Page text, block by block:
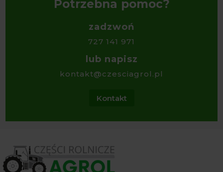
Potrzebna pomoc?
zadzwoń
727 141 971
lub napisz
kontakt@czesciagrol.pl
Kontakt